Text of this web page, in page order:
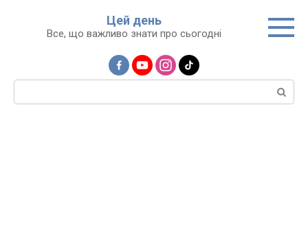
Цей день
Все, що важливо знати про сьогодні
Пошук: